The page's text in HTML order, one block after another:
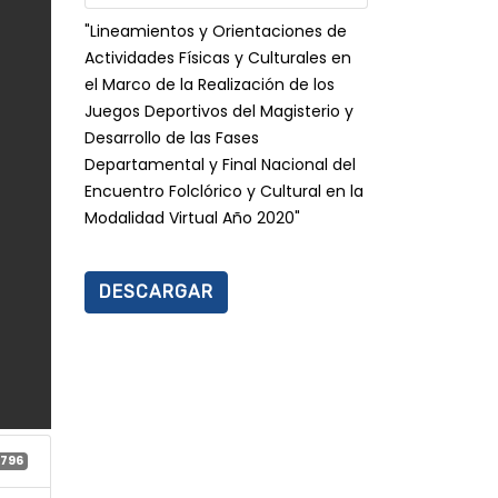
"Lineamientos y Orientaciones de
Actividades Físicas y Culturales en
el Marco de la Realización de los
Juegos Deportivos del Magisterio y
Desarrollo de las Fases
Departamental y Final Nacional del
Encuentro Folclórico y Cultural en la
Modalidad Virtual Año 2020"
DESCARGAR